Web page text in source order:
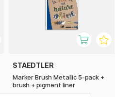
STAEDTLER
Marker Brush Metallic 5-pack +
brush + pigment liner